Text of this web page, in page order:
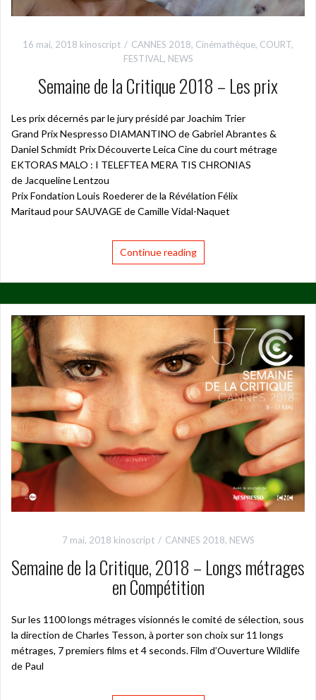
16 mai, 2018 kinoscript CANNES 2018, Cinémathèque, COURT,
FESTIVAL, NEWS
Semaine de la Critique 2018 – Les prix
Les prix décernés par le jury présidé par Joachim Trier
Grand Prix Nespresso DIAMANTINO de Gabriel Abrantes &
Daniel Schmidt Prix Découverte Leica Cine du court métrage
EKTORAS MALO : I TELEFTEA MERA TIS CHRONIAS
de Jacqueline Lentzou
Prix Fondation Louis Roederer de la Révélation Félix
Maritaud pour SAUVAGE de Camille Vidal-Naquet
Continue reading
7 mai, 2018 kinoscript CANNES 2018, NEWS
Semaine de la Critique, 2018 – Longs métrages
en Compétition
Sur les 1100 longs métrages visionnés le comité de sélection, sous
la direction de Charles Tesson, à porter son choix sur 11 longs
métrages, 7 premiers films et 4 seconds. Film d’Ouverture Wildlife
de Paul